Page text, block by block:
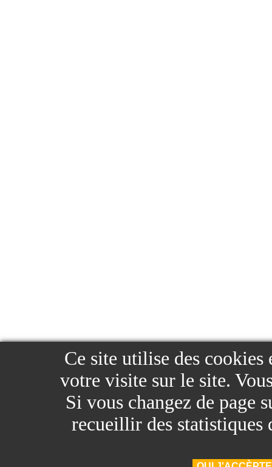
Ce site utilise des
votre visite sur le site.
Si vous changez de page
recueillir des statistiques